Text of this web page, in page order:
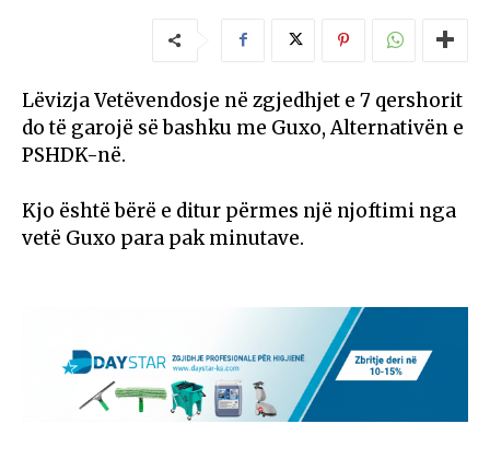
Lëvizja Vetëvendosje në zgjedhjet e 7 qershorit
do të garojë së bashku me Guxo, Alternativën e
PSHDK-në.
Kjo është bërë e ditur përmes një njoftimi nga
vetë Guxo para pak minutave.